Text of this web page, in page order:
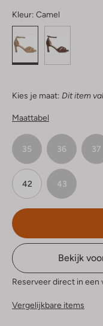
Kleur: Camel
Kies je maat: Dit item
Maattabel
35 36 37
42 43
Bekijk
Reserveer direct in een
Vergelijkbare items